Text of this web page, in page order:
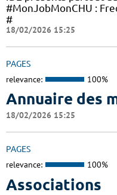
#MonJobMonCHU :
#
18/02/2026 15:25
PAGES
relevance: 100%
Annuaire des
18/02/2026 15:25
PAGES
relevance: 100%
Associations